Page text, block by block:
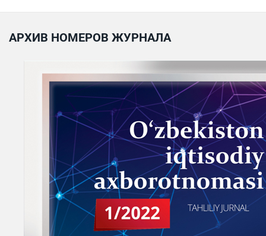
АРХИВ НОМЕРОВ ЖУРНАЛА